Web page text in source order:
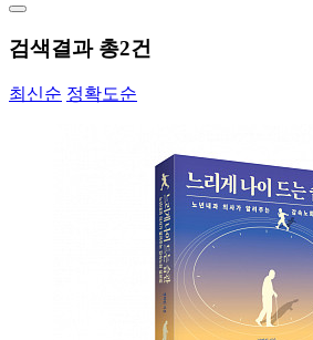
검색결과 총2건
최신순 정확도순